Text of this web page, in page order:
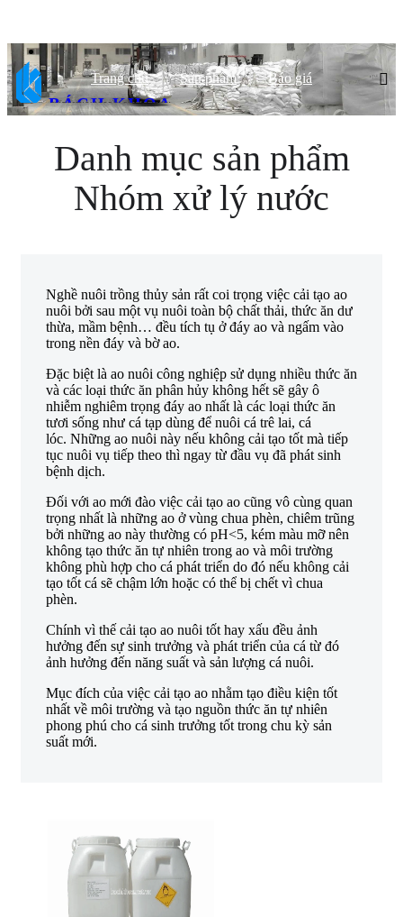
BÁCH KHOA
CHẤT LƯỢNG HÀNG ĐẦU, ĐỐI TÁC TIN CẬY
Trang chủ Sản phẩm Báo giá
Danh mục sản phẩm
Nhóm xử lý nước
Nghề nuôi trồng thủy sản rất coi trọng việc cải tạo ao
nuôi bởi sau một vụ nuôi toàn bộ chất thải, thức ăn dư
thừa, mầm bệnh… đều tích tụ ở đáy ao và ngấm vào
trong nền đáy và bờ ao.
Đặc biệt là ao nuôi công nghiệp sử dụng nhiều thức ăn
và các loại thức ăn phân hủy không hết sẽ gây ô
nhiễm nghiêm trọng đáy ao nhất là các loại thức ăn
tươi sống như cá tạp dùng để nuôi cá trê lai, cá
lóc. Những ao nuôi này nếu không cải tạo tốt mà tiếp
tục nuôi vụ tiếp theo thì ngay từ đầu vụ đã phát sinh
bệnh dịch.
Đối với ao mới đào việc cải tạo ao cũng vô cùng quan
trọng nhất là những ao ở vùng chua phèn, chiêm trũng
bởi những ao này thường có pH<5, kém màu mỡ nên
không tạo thức ăn tự nhiên trong ao và môi trường
không phù hợp cho cá phát triển do đó nếu không cải
tạo tốt cá sẽ chậm lớn hoặc có thể bị chết vì chua
phèn.
Chính vì thế cải tạo ao nuôi tốt hay xấu đều ảnh
hưởng đến sự sinh trưởng và phát triển của cá từ đó
ảnh hưởng đến năng suất và sản lượng cá nuôi.
Mục đích của việc cải tạo ao nhằm tạo điều kiện tốt
nhất về môi trường và tạo nguồn thức ăn tự nhiên
phong phú cho cá sinh trưởng tốt trong chu kỳ sản
suất mới.